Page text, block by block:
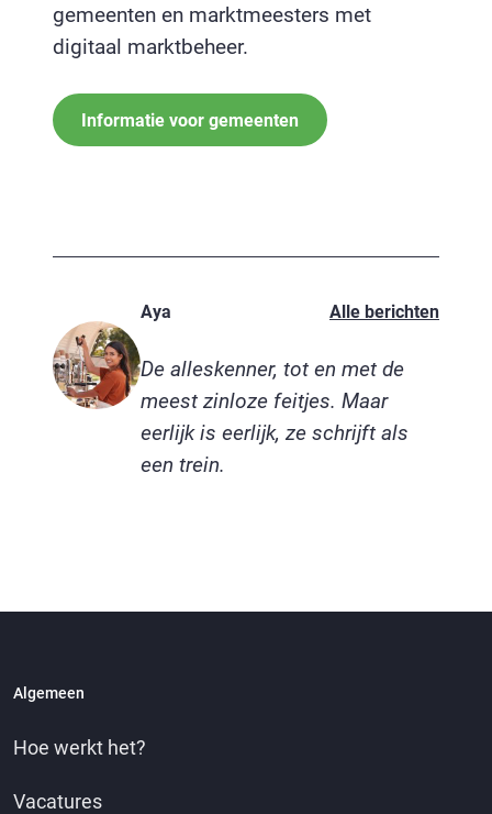
gemeenten en marktmeesters met
digitaal marktbeheer.
Informatie voor gemeenten
Aya Alle berichten
De alleskenner, tot en met de
meest zinloze feitjes. Maar
eerlijk is eerlijk, ze schrijft als
een trein.
Algemeen
Hoe werkt het?
Vacatures